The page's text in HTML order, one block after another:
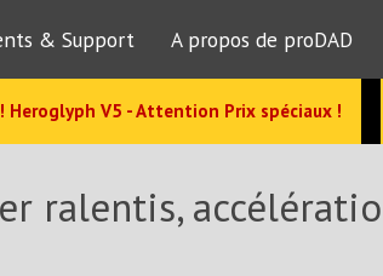
& Support A propos de proDAD
! Heroglyph V5 - Attention Prix spéciaux !
ralentis,